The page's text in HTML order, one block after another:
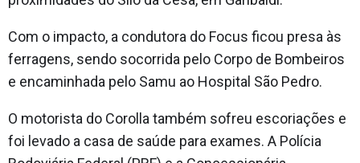
Com o impacto, a condutora do Focus ficou presa às
ferragens, sendo socorrida pelo Corpo de Bombeiros
e encaminhada pelo Samu ao Hospital São Pedro.
O motorista do Corolla também sofreu escoriações e
foi levado a casa de saúde para exames. A Polícia